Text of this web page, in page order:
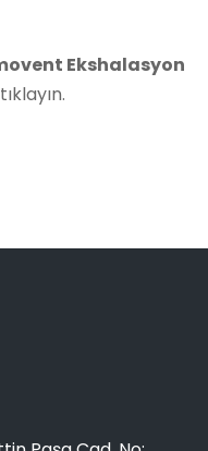
Ekshalasyon
tıklayın.